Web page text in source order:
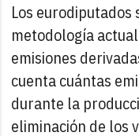
Los eurodiputados
metodología
emisiones
cuenta cuántas
durante la
eliminación de los